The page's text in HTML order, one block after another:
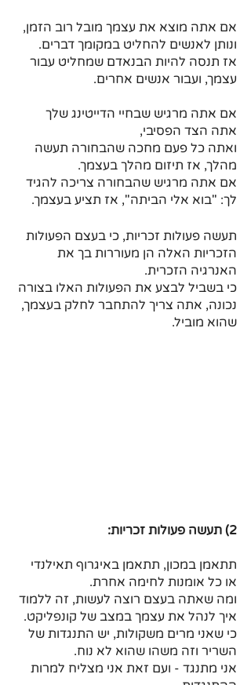
אם אתה מוצא את עצמך מובל רוב הזמן,
ונותן לאנשים להחליט במקומך דברים.
אז תנסה להיות הבנאדם שמחליט עבור
עצמך, ועבור אנשים אחרים.
אם אתה מרגיש שבחיי הדייטינג שלך
אתה הצד הפסיבי,
ואתה כל פעם מחכה שהבחורה תעשה
מהלך, אז תיזום מהלך בעצמך.
אם אתה מרגיש שהבחורה צריכה להגיד
לך: "בוא אלי הביתה", אז תציע בעצמך.
תעשה פעולות זכריות, כי בעצם הפעולות
הזכריות האלה הן מעוררות בך את
האנרגיה הזכרית.
כי בשביל לבצע את הפעולות האלו בצורה
נכונה, אתה צריך להתחבר לחלק בעצמך,
שהוא מוביל.
2) תעשה פעולות זכריות:
תתאמן במכון, תתאמן באיגרוף תאילנדי
או כל אומנות לחימה אחרת.
ומה שאתה בעצם רוצה לעשות, זה ללמוד
איך לנהל את עצמך במצב של קונפליקט.
כי שאני מרים משקולות, יש התנגדות של
השריר וזה משהו שהוא לא נוח.
אני מתנגד - ועם זאת אני מצליח למרות